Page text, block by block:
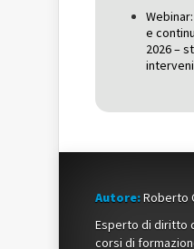
e
2026 –
Autore:Roberto
Esperto di diritto
corsi di